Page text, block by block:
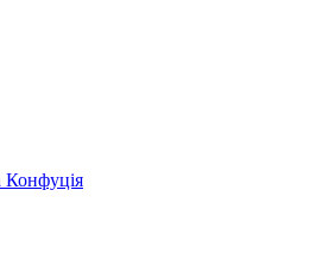
Конфуція